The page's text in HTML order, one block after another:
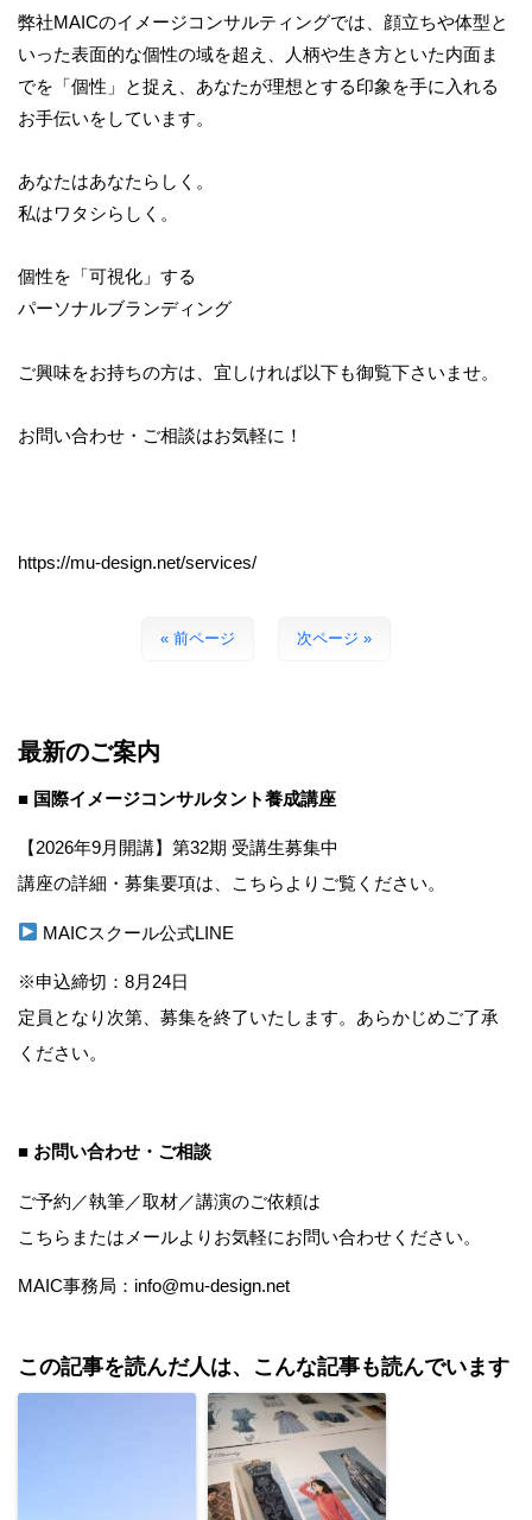
弊社MAICのイメージコンサルティングでは、顔立ちや体型と
いった表面的な個性の域を超え、人柄や生き方といた内面ま
でを「個性」と捉え、あなたが理想とする印象を手に入れる
お手伝いをしています。
あなたはあなたらしく。
私はワタシらしく。
個性を「可視化」する
パーソナルブランディング
ご興味をお持ちの方は、宜しければ以下も御覧下さいませ。
お問い合わせ・ご相談はお気軽に！
https://mu-design.net/services/
« 前ページ 次ページ »
最新のご案内
■ 国際イメージコンサルタント養成講座
【2026年9月開講】第32期 受講生募集中
講座の詳細・募集要項は、こちらよりご覧ください。
MAICスクール公式LINE
※申込締切：8月24日
定員となり次第、募集を終了いたします。あらかじめご了承
ください。
■ お問い合わせ・ご相談
ご予約／執筆／取材／講演のご依頼は
こちら またはメールよりお気軽にお問い合わせください。
MAIC事務局：info@mu-design.net
この記事を読んだ人は、こんな記事も読んでいます